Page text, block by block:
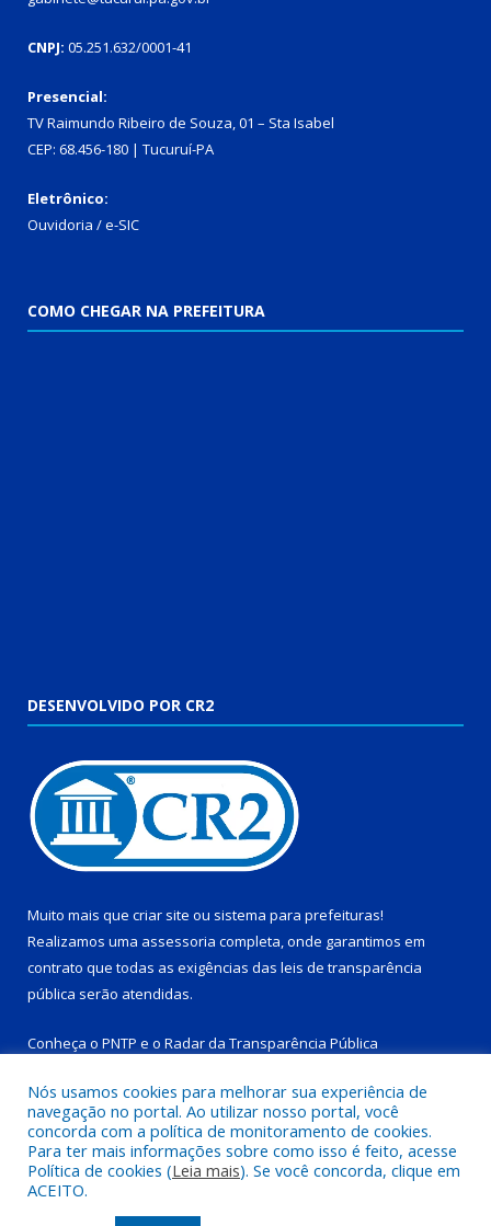
CNPJ: 05.251.632/0001-41
Presencial:
TV Raimundo Ribeiro de Souza, 01 – Sta Isabel
CEP: 68.456-180 | Tucuruí-PA
Eletrônico:
Ouvidoria /e-SIC
COMO CHEGAR NA PREFEITURA
DESENVOLVIDO POR CR2
Muito mais que criar site ou sistema para prefeituras!
Realizamos uma assessoria completa, onde garantimos em
contrato que todas as exigências das leis de transparência
pública serão atendidas.
Conheça o PNTP e o Radar da Transparência Pública
Todos os direitos reservados a Prefeitura Municipal de Tucuruí-
PA.
Nós usamos cookies para melhorar sua experiência de
navegação no portal. Ao utilizar nosso portal, você
concorda com a política de monitoramento de cookies.
Para ter mais informações sobre como isso é feito, acesse
Política de cookies (Leia mais). Se você concorda, clique em
ACEITO.